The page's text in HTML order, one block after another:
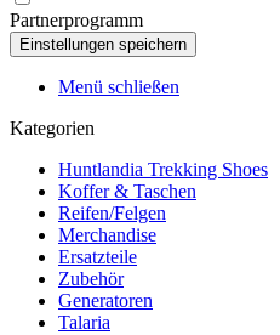
Partnerprogramm
Menü schließen
Kategorien
Huntlandia Trekking Shoes
Koffer & Taschen
Reifen/Felgen
Merchandise
Ersatzteile
Zubehör
Generatoren
Talaria